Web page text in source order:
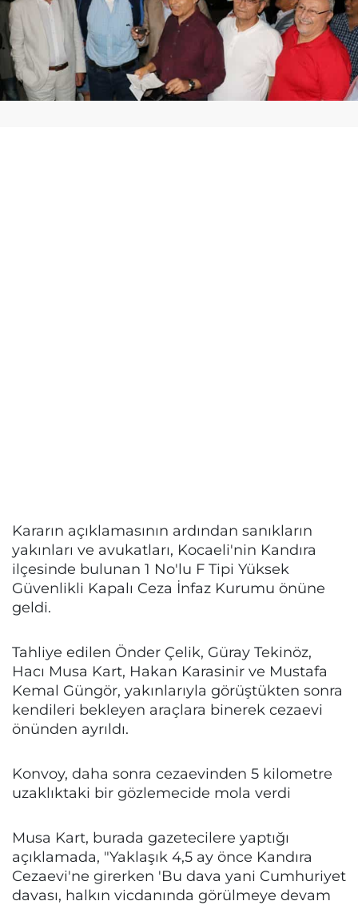
Kararın açıklamasının ardından sanıkların
yakınları ve avukatları, Kocaeli'nin Kandıra
ilçesinde bulunan 1 No'lu F Tipi Yüksek
Güvenlikli Kapalı Ceza İnfaz Kurumu önüne
geldi.
Tahliye edilen Önder Çelik, Güray Tekinöz,
Hacı Musa Kart, Hakan Karasinir ve Mustafa
Kemal Güngör, yakınlarıyla görüştükten sonra
kendileri bekleyen araçlara binerek cezaevi
önünden ayrıldı.
Konvoy, daha sonra cezaevinden 5 kilometre
uzaklıktaki bir gözlemecide mola verdi
Musa Kart, burada gazetecilere yaptığı
açıklamada, "Yaklaşık 4,5 ay önce Kandıra
Cezaevi'ne girerken 'Bu dava yani Cumhuriyet
davası, halkın vicdanında görülmeye devam